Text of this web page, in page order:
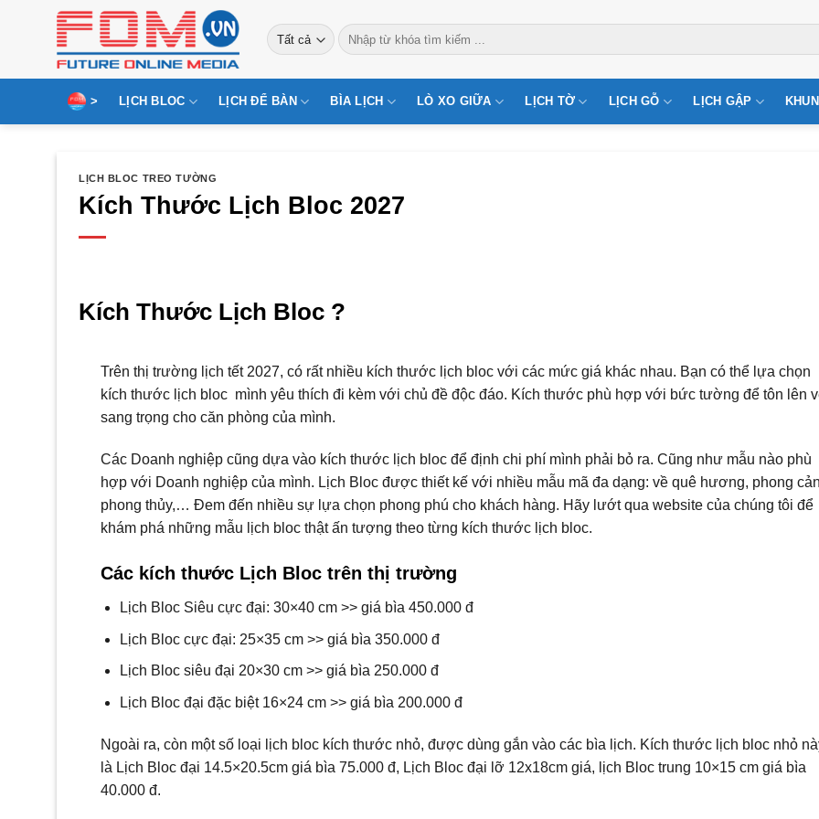
dung
Tìm
kiếm:
> LỊCH BLOC LỊCH ĐỂ BÀN BÌA LỊCH LÒ XO GIỮA LỊCH TỜ LỊCH GỖ LỊCH GẬP
LỊCH BLOC TREO TƯỜNG
Kích Thước Lịch Bloc 2027
Kích Thước Lịch Bloc ?
Trên thị trường lịch tết 2027, có rất nhiều kích thước lịch bloc với các mức giá khác nhau. Bạn có thể lựa chọn
kích thước lịch bloc mình yêu thích đi kèm với chủ đề độc đáo. Kích thước phù hợp với bức tường để tôn lên
sang trọng cho căn phòng của mình.
Các Doanh nghiệp cũng dựa vào kích thước lịch bloc để định chi phí mình phải bỏ ra. Cũng như mẫu nào phù
hợp với Doanh nghiệp của mình. Lịch Bloc được thiết kế với nhiều mẫu mã đa dạng: về quê hương, phong
phong thủy,… Đem đến nhiều sự lựa chọn phong phú cho khách hàng. Hãy lướt qua website của chúng tôi để
khám phá những mẫu lịch bloc thật ấn tượng theo từng kích thước lịch bloc.
Các kích thước Lịch Bloc trên thị trường
Lịch Bloc Siêu cực đại: 30×40 cm >> giá bìa 450.000 đ
Lịch Bloc cực đại: 25×35 cm >> giá bìa 350.000 đ
Lịch Bloc siêu đại 20×30 cm >> giá bìa 250.000 đ
Lịch Bloc đại đặc biệt 16×24 cm >> giá bìa 200.000 đ
Ngoài ra, còn một số loại lịch bloc kích thước nhỏ, được dùng gắn vào các bìa lịch. Kích thước lịch bloc nhỏ
là Lịch Bloc đại 14.5×20.5cm giá bìa 75.000 đ, Lịch Bloc đại lỡ 12x18cm giá, lịch Bloc trung 10×15 cm giá bìa
40.000 đ.